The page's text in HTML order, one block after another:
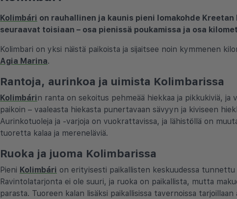
Kolimbári on rauhallinen ja kaunis pieni lomakohde
seuraavat toisiaan – osa pienissä poukamissa ja osa
Kolimbari on yksi näistä paikoista ja sijaitsee noin kymmenen
Agia Marina.
Rantoja, aurinkoa ja uimista Kolimbarissa
Kolimbárin ranta on sekoitus pehmeää hiekkaa ja pikkukiviä,
paikoin – vaaleasta hiekasta punertavaan sävyyn ja kiviseen
Aurinkotuoleja ja -varjoja on vuokrattavissa, ja lähistöllä on
tuoretta kalaa ja mereneläviä.
Ruoka ja juoma Kolimbarissa
Pieni Kolimbári on erityisesti paikallisten keskuudessa
Ravintolatarjonta ei ole suuri, ja ruoka on paikallista, mutta
parasta. Tuoreen kalan lisäksi paikallisissa tavernoissa